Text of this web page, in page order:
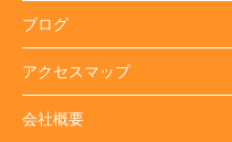
ブログ
アクセスマップ
会社概要